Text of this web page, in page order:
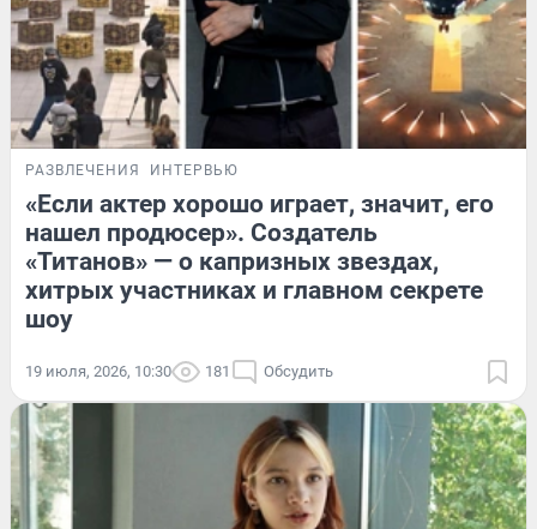
РАЗВЛЕЧЕНИЯ ИНТЕРВЬЮ
«Если актер хорошо играет, значит, его
нашел продюсер». Создатель
«Титанов» — о капризных звездах,
хитрых участниках и главном секрете
шоу
19 июля, 2026, 10:30 181 Обсудить